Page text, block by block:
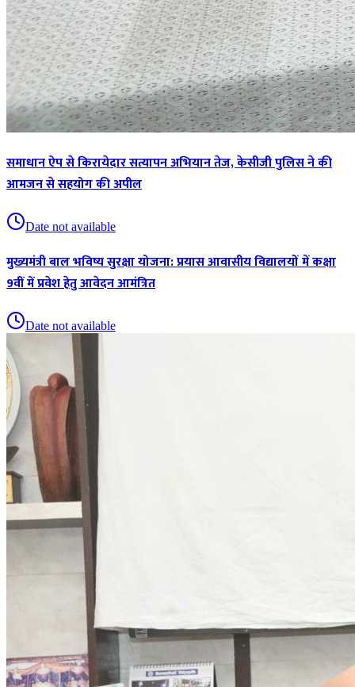
समाधान ऐप से किरायेदार सत्यापन अभियान तेज, केसीजी पुलिस ने की
आमजन से सहयोग की अपील
Date not available
मुख्यमंत्री बाल भविष्य सुरक्षा योजना: प्रयास आवासीय विद्यालयों में कक्षा
9वीं में प्रवेश हेतु आवेदन आमंत्रित
Date not available